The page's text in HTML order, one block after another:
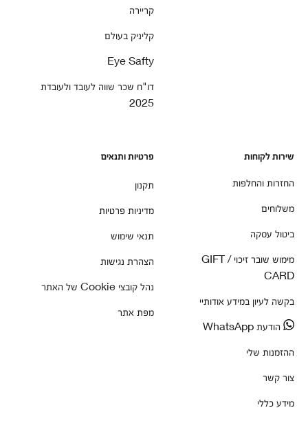
קריירה
קליניק בעולם
Eye Safty
דו"ח שכר שווה לעובד ולעובדת
2025
שירות לקוחות
החזרות והחלפות
משלוחים
ביטול עסקה
מימוש שובר זיכוי / GIFT
CARD
בקשה לעיון במידע אודותיי
הודעת WhatsApp
ההזמנות שלי
צור קשר
מידע כללי
פרטיות ותנאים
תקנון
מדיניות פרטיות
תנאי שימוש
הצהרת נגישות
נהל קובצי Cookie של האתר
מפת אתר